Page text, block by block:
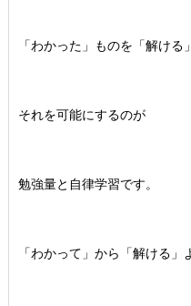
「わかった」ものを「解ける
それを可能にするのが
勉強量と自律学習です。
「わかって」から「解ける」